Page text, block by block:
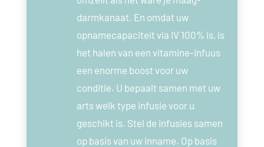
darmkanaat. En omdat uw
opnamecapaciteit via IV 100% is, is
het halen van een vitamine-infuus
een enorme boost voor uw
conditie. U bepaalt samen met uw
arts welk type infusie voor u
geschikt is. Stel de infusies samen
op basis van uw inname. Op basis